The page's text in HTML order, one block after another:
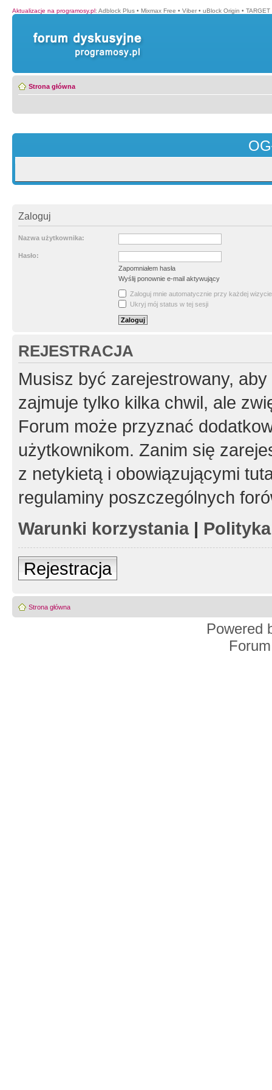
Aktualizacje na programosy.pl: Adblock Plus • Mixmax Free • Viber • uBlock Origin •
Strona główna
Zaloguj
Nazwa użytkownika:
Hasło:
Zapomniałem hasła
Wyślij ponownie e-mail aktywujący
Zaloguj mnie automatycznie przy każdej wizycie
Ukryj mój status w tej sesji
REJESTRACJA
Musisz być zarejestrowany,
zajmuje tylko kilka chwil, ale
Forum może przyznać
użytkownikom. Zanim się
z netykietą i obowiązującymi
regulaminy poszczególnych
Warunki korzystania|
Rejestracja
Strona główna
Powered